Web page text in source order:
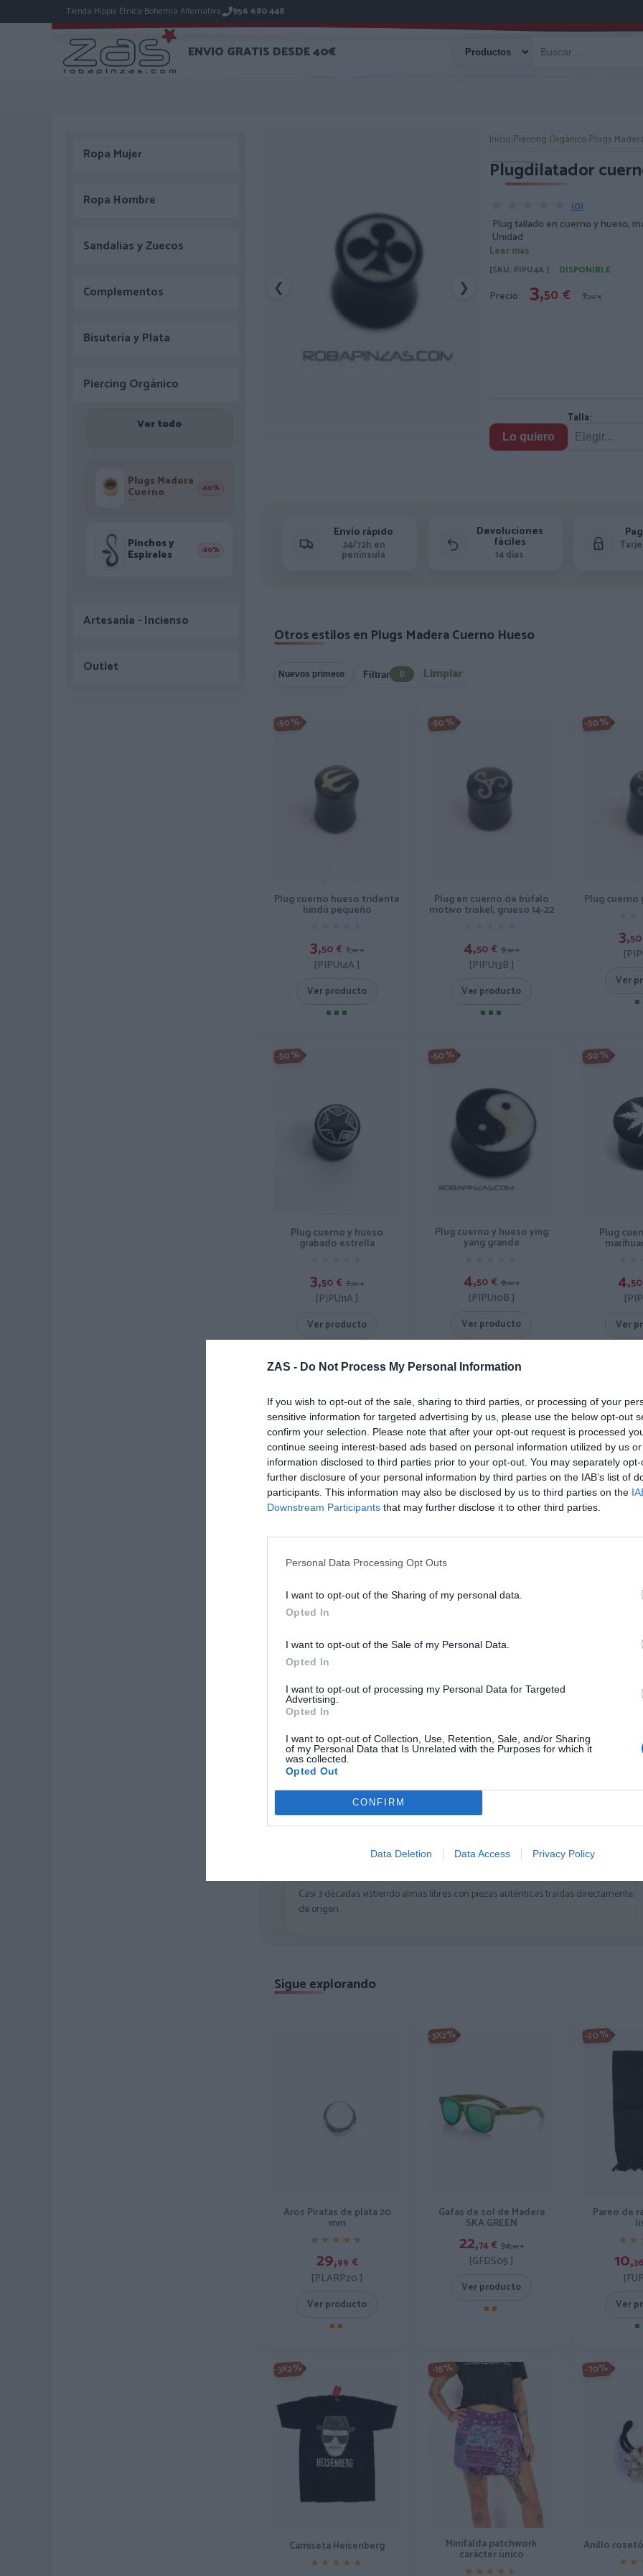
ZAS - Do Not Process My Personal Information
If you wish to opt-out of the sale, sharing to third parties, or processing of your
sensitive information for targeted advertising by us, please use the below opt-out
confirm your selection. Please note that after your opt-out request is processed
continue seeing interest-based ads based on personal information utilized by us
information disclosed to third parties prior to your opt-out. You may separately
further disclosure of your personal information by third parties on the IAB’s list of
participants. This information may also be disclosed by us to third parties on the
Downstream Participants that may further disclose it to other third parties.
Personal Data Processing Opt Outs
I want to opt-out of the Sharing of my personal data.
Opted In
I want to opt-out of the Sale of my Personal Data.
Opted In
I want to opt-out of processing my Personal Data for Targeted
Advertising.
Opted In
I want to opt-out of Collection, Use, Retention, Sale, and/or Sharing
of my Personal Data that Is Unrelated with the Purposes for which it
was collected.
Opted Out
CONFIRM
Data Deletion Data Access Privacy Policy
Tienda Hippie Étnica Bohemia Alternativa. 956 680 448
ENVIO GRATIS DESDE 40€
Ropa Mujer
Ropa Hombre
Sandalias y Zuecos
Complementos
Bisutería y Plata
Piercing Orgánico
Ver todo
Plugs Madera
Cuerno
Hueso
-50%
Pinchos y
Espirales -50%
Artesanía - Incienso
Outlet
❮ ❯
Inicio Piercing Orgánico Plugs
Plugdilatador
(0)
Plug tallado en cuerno y hueso,
Unidad
Leer más
[SKU: PIPU4A ] DISPONIBLE
Precio: 3,50 € 7,00 €
Lo quiero
Talla:
Envío rápido
24/72h en
península
Devoluciones
fáciles
14 días
Otros estilos en Plugs Madera Cuerno Hueso
Filtrar 0 Limpiar
-50%
Plug cuerno hueso tridente
hindú pequeño
3,50 € 7,00 €
[PIPU14A ]
Ver producto
-50%
Plug en cuerno de búfalo
motivo triskel, grueso 14-22
4,50 € 9,00 €
[PIPU13B ]
Ver producto
-50%
Plug
3,50
Ver
-50%
Plug cuerno y hueso
grabado estrella
3,50 € 7,00 €
[PIPU11A ]
Ver producto
-50%
Plug cuerno y hueso ying
yang grande
4,50 € 9,00 €
[PIPU10B ]
Ver producto
-50%
Plug
4,50
Ver
Plug dilatador cuerno
★★★★★
★★★★★
4,50
Ver producto
Plug dilatador de cuerno y
★★★★★
★★★★★
Plug túnel
Ver
Cargar más productos
Casi 3 décadas vistiendo almas libres con piezas auténticas traídas directamente
de origen.
Sigue explorando
Aros Piratas de plata 20
mm
★★★★★
★★★★★
29,99 €
[PLARP20 ]
Ver producto
-3X2%
Gafas de sol de Madera
SKA GREEN
22,74 € 34,99 €
[GFDS05 ]
Ver producto
-20%
Pareo de
10,36
Ver
-3X2%
Camiseta Heisenberg
★★★★★
★★★★★
-15%
Minifalda patchwork
carácter único
★★★★★
★★★★★
-70%
Anillo